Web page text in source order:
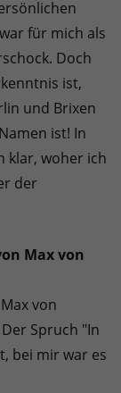
für mich als
Doch
ist,
und Brixen
ist! In
klar, woher ich
der
Max von
von
Spruch "In
bei mir war es